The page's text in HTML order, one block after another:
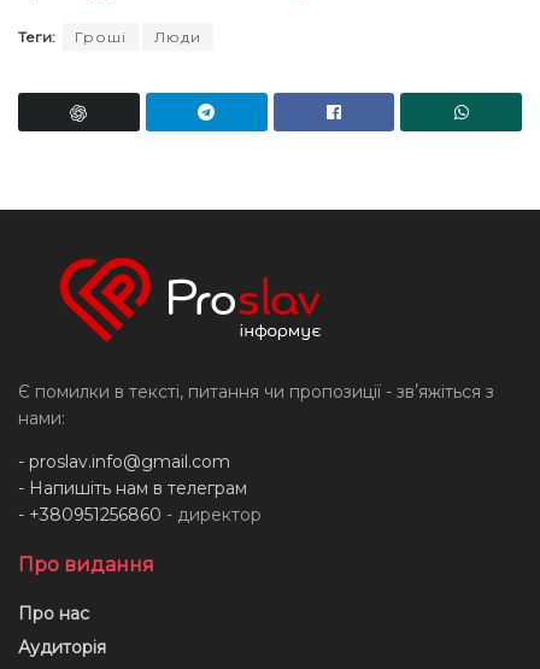
Теги: Гроші Люди
Є помилки в тексті, питання чи пропозиції - звʼяжіться з
нами:
- proslav.info@gmail.com
- Напишіть нам в телеграм
- +380951256860 - директор
Про видання
Про нас
Аудиторія